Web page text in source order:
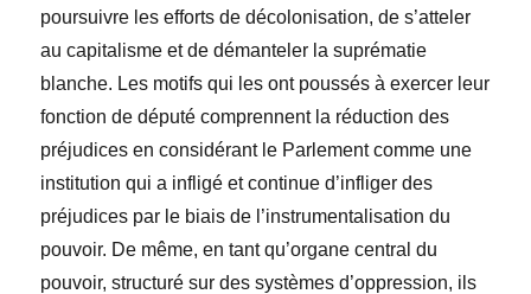
poursuivre les efforts de décolonisation, de s’atteler
au capitalisme et de démanteler la suprématie
blanche. Les motifs qui les ont poussés à exercer leur
fonction de député comprennent la réduction des
préjudices en considérant le Parlement comme une
institution qui a infligé et continue d’infliger des
préjudices par le biais de l’instrumentalisation du
pouvoir. De même, en tant qu’organe central du
pouvoir, structuré sur des systèmes d’oppression, ils